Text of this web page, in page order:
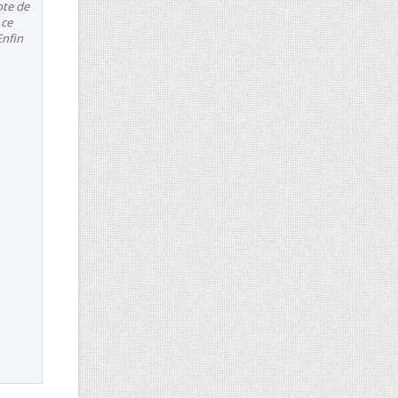
de